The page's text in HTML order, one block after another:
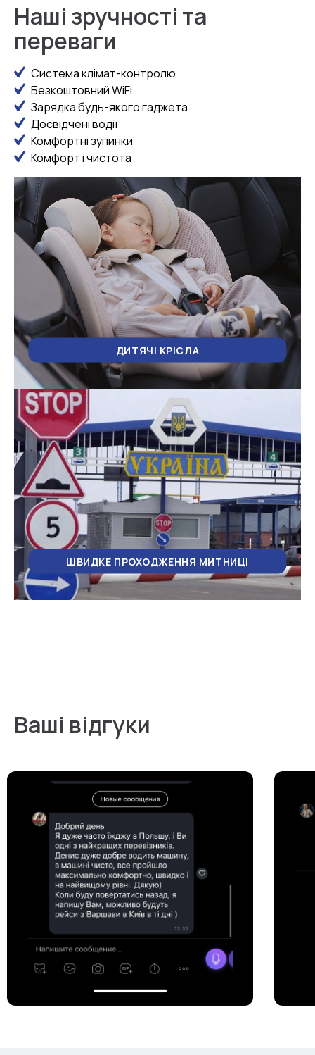
Наші зручності та
переваги
Система клімат-контролю
Безкоштовний WiFi
Зарядка будь-якого гаджета
Досвідчені водії
Комфортні зупинки
Комфорт і чистота
ДИТЯЧІ КРІСЛА
ШВИДКЕ ПРОХОДЖЕННЯ МИТНИЦІ
Ваші відгуки